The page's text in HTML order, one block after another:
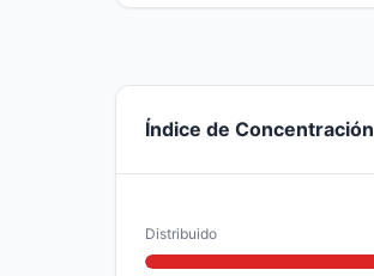
Índice de Concentración
Distribuido